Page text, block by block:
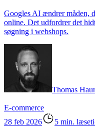
Googles AI ændrer måden,
online. Det udfordrer det
søgning i webshops.
Thomas
E-commerce
28 feb 2026
5 min.